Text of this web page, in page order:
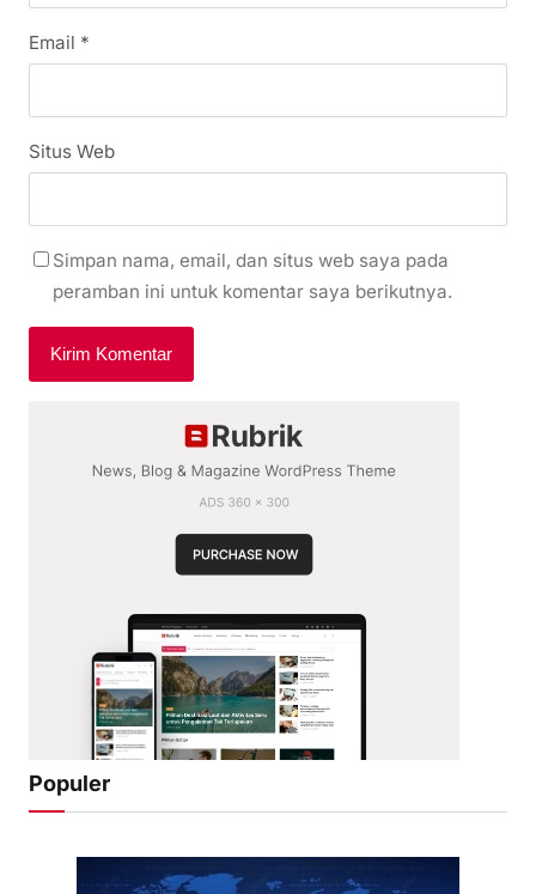
Email *
Situs Web
Simpan nama, email, dan situs web saya pada
peramban ini untuk komentar saya berikutnya.
Populer